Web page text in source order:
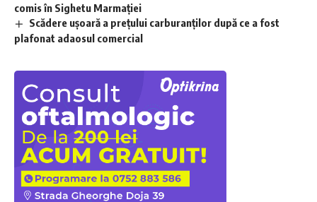
comis în Sighetu Marmației
Scădere ușoară a prețului carburanților după ce a fost
plafonat adaosul comercial